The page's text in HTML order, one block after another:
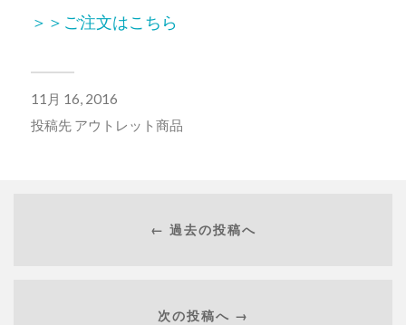
＞＞ご注文はこちら
11月 16, 2016
投稿先 アウトレット商品
← 過去の投稿へ
次の投稿へ →